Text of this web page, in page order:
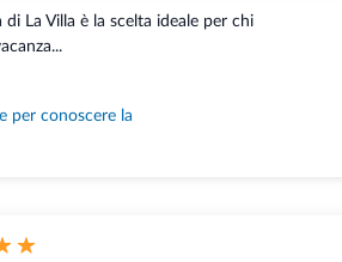
di La Villa è la scelta ideale per chi
per conoscere la